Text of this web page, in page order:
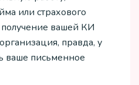
или страхового
получение вашей КИ
правда, у
ваше письменное